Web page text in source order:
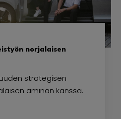
norjalaisen
strategisen
aminan kanssa.